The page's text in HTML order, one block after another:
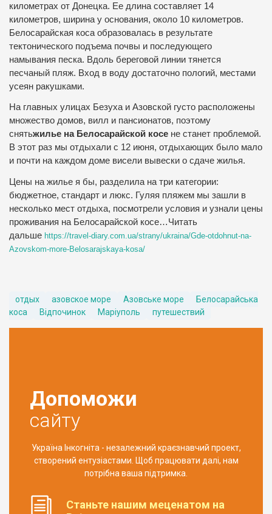
километрах от Донецка. Ее длина составляет 14
километров, ширина у основания, около 10 километров.
Белосарайская коса образовалась в результате
тектонического подъема почвы и последующего
намывания песка. Вдоль береговой линии тянется
песчаный пляж. Вход в воду достаточно пологий, местами
усеян ракушками.
На главных улицах Безуха и Азовской густо расположены
множество домов, вилл и пансионатов, поэтому
снятьжилье на Белосарайской косе не станет проблемой.
В этот раз мы отдыхали с 12 июня, отдыхающих было мало
и почти на каждом доме висели вывески о сдаче жилья.
Цены на жилье я бы, разделила на три категории:
бюджетное, стандарт и люкс. Гуляя пляжем мы зашли в
несколько мест отдыха, посмотрели условия и узнали цены
проживания на Белосарайской косе…Читать
дальше https://travel-diary.com.ua/strany/ukraina/Gde-otdohnut-na-
Azovskom-more-Belosarajskaya-kosa/
отдых азовское море Азовське море
Белосарайська
коса
Відпочинок Маріуполь путешествий
Допоможи
сайту
Україна Інкогніта - незалежний краєзнавчий проект,
створений ентузіастами. Щоб працювати далі, нам
потрібна ваша підтримка.
Станьте нашим меценатом на